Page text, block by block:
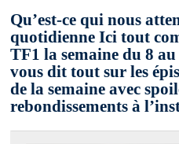
Qu’est-ce qui nous
quotidienne Ici tout
TF1 la semaine du 8
vous dit tout sur les
de la semaine avec
rebondissements à